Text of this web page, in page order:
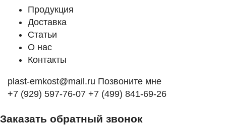
Продукция
Доставка
Статьи
О нас
Контакты
plast-emkost@mail.ru Позвоните мне
+7 (929) 597-76-07 +7 (499) 841-69-26
Заказать обратный звонок